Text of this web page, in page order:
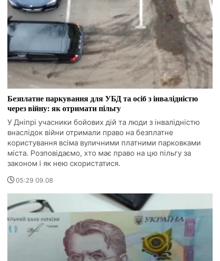
Безплатне паркування для УБД та осіб з інвалідністю
через війну: як отримати пільгу
У Дніпрі учасники бойових дій та люди з інвалідністю
внаслідок війни отримали право на безплатне
користування всіма вуличними платними парковками
міста. Розповідаємо, хто має право на цю пільгу за
законом і як нею скористатися.
05:29 09.08